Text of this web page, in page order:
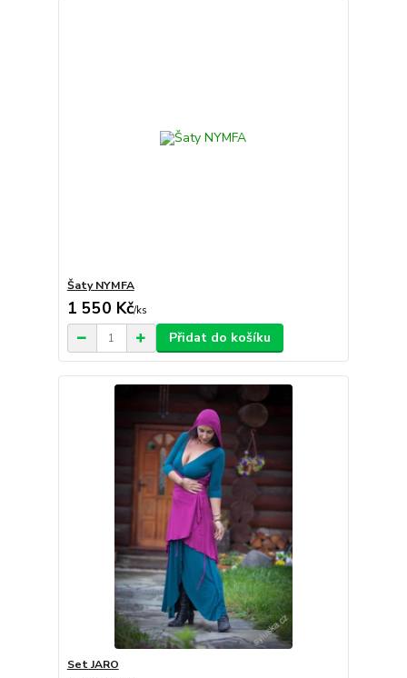
Šaty NYMFA
1 550 Kč/ks
Přidat do košíku
Set JARO